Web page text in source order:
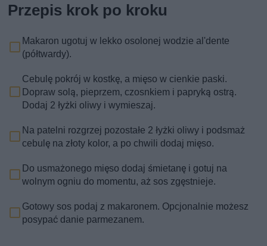
Przepis krok po kroku
Makaron ugotuj w lekko osolonej wodzie al'dente
(półtwardy).
Cebulę pokrój w kostkę, a mięso w cienkie paski.
Dopraw solą, pieprzem, czosnkiem i papryką ostrą.
Dodaj 2 łyżki oliwy i wymieszaj.
Na patelni rozgrzej pozostałe 2 łyżki oliwy i podsmaż
cebulę na złoty kolor, a po chwili dodaj mięso.
Do usmażonego mięso dodaj śmietanę i gotuj na
wolnym ogniu do momentu, aż sos zgęstnieje.
Gotowy sos podaj z makaronem. Opcjonalnie możesz
posypać danie parmezanem.